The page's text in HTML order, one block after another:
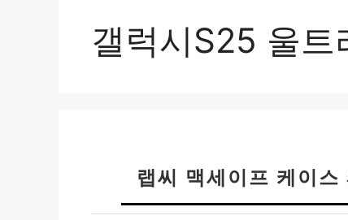
갤럭시S25 울트
랩씨 맥세이프 케이